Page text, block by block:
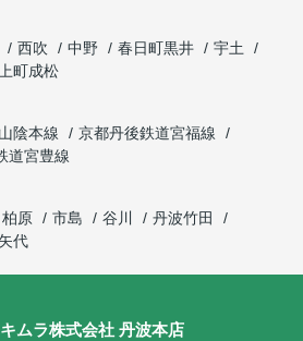
西吹 中野 春日町黒井
宇土
町成松
山陰本線
京都丹後鉄道宮福線
道宮豊線
柏原 市島 谷川
丹波竹田
代
ムラ株式会社 丹波本店